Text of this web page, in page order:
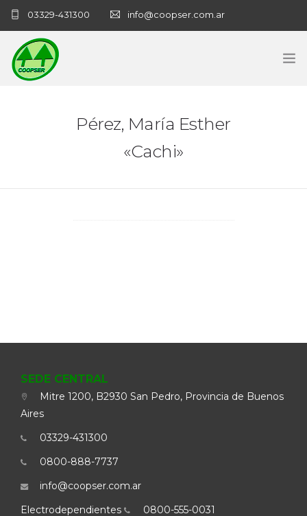
03329-431300 info@coopser.com.ar
COOPERATIVAPérez, María Esther
«Cachi»
SEDE CENTRAL
Mitre 1200, B2930 San Pedro, Provincia de Buenos
Aires
03329-431300
0800-888-7737
info@coopser.com.ar
Electrodependientes
0800-555-0031